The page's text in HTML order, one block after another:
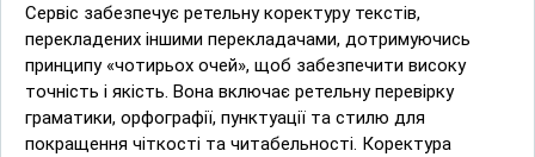
Сервіс забезпечує ретельну коректуру текстів,
перекладених іншими перекладачами, дотримуючись
принципу «чотирьох очей», щоб забезпечити високу
точність і якість. Вона включає ретельну перевірку
граматики, орфографії, пунктуації та стилю для
покращення чіткості та читабельності. Коректура